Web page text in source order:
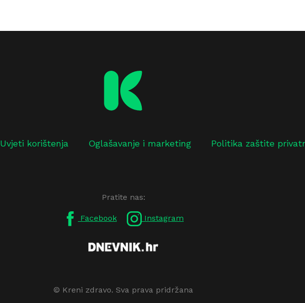
Uvjeti korištenja Oglašavanje i marketing Politika zaštite
Pratite nas:
Facebook Instagram
© Kreni zdravo. Sva prava pridržana